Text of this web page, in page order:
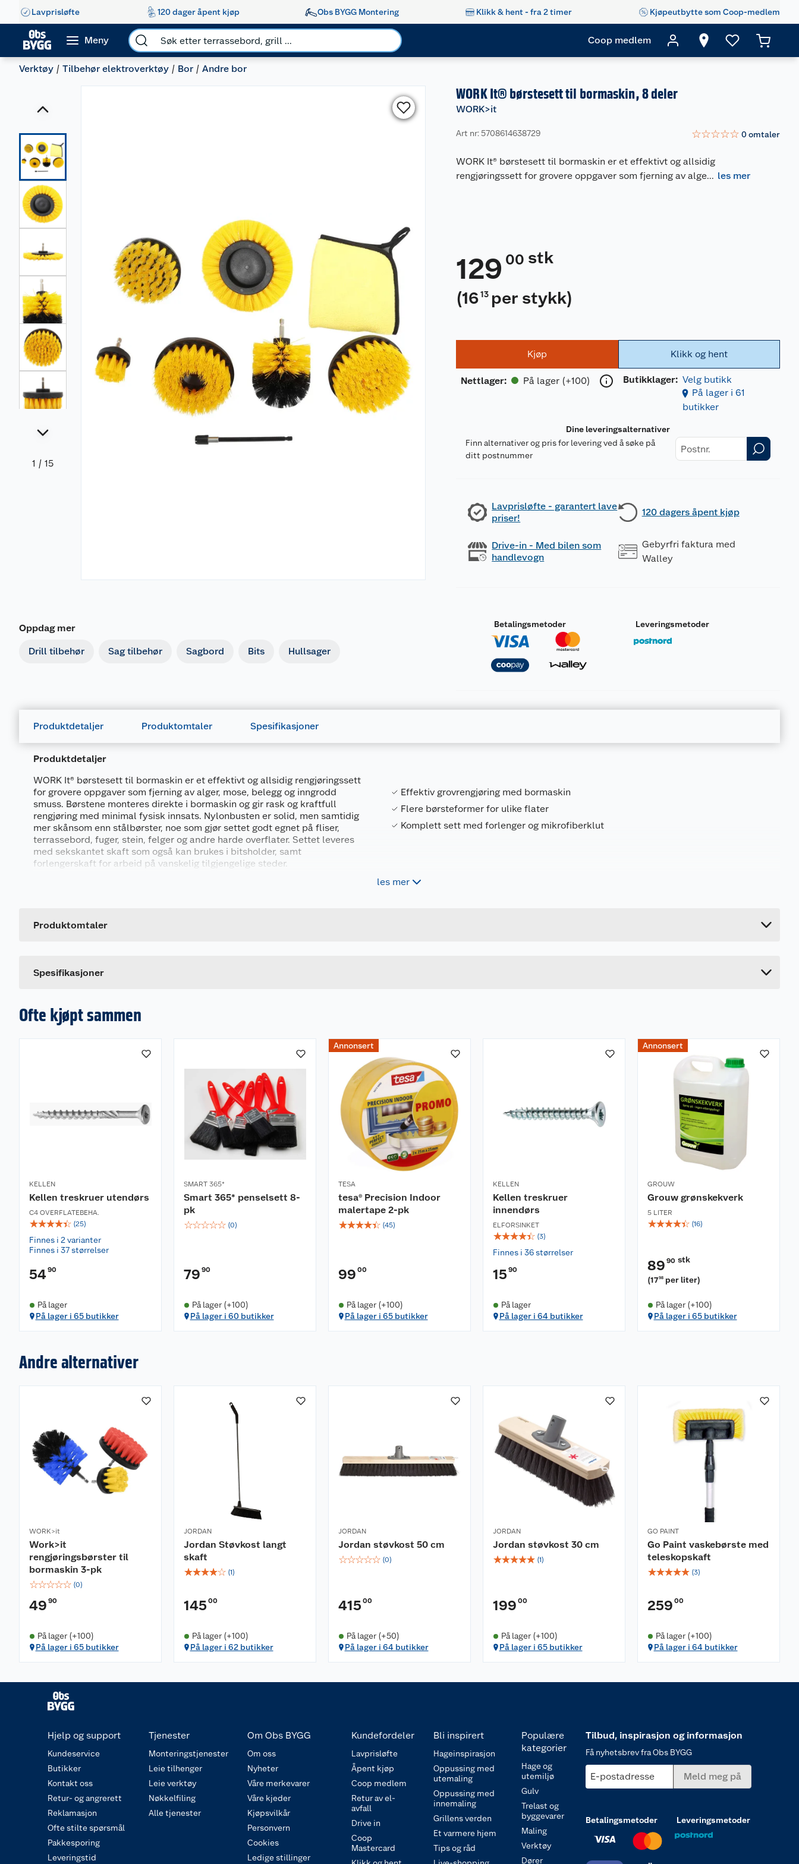
Lavprisløfte 120 dager åpent kjøp Obs BYGG Montering Klikk & hent - fra 2 timer Kjøpeutbytte som Coop-medlem
Meny Coop medlem
Verktøy Tilbehør elektroverktøy Bor Andre bor
1 / 15
Oppdag mer
Drill tilbehør Sag tilbehør Sagbord Bits Hullsager
WORK It® børstesett til bormaskin, 8 deler
WORK>it
Art nr: 5708614638729 ☆☆☆☆☆ 0omtaler
WORK It® børstesett til bormaskin er et effektivt og allsidig
rengjøringssett for grovere oppgaver som fjerning av alge... les mer
129 00 stk
(1613 per stykk)
Kjøp
Nettlager: På lager (+100)
Klikk og hent
Butikklager: Velg butikk
På lager i 61
butikker
Dine leveringsalternativer
Finn alternativer og pris for levering ved å søke på
ditt postnummer
Lavprisløfte - garantert lave
priser!
120 dagers åpent kjøp
Drive-in - Med bilen som
handlevogn
Gebyrfri faktura med
Walley
Betalingsmetoder Leveringsmetoder
Produktdetaljer Produktomtaler Spesifikasjoner
Produktdetaljer
WORK It® børstesett til bormaskin er et effektivt og allsidig rengjøringssett
for grovere oppgaver som fjerning av alger, mose, belegg og inngrodd
smuss. Børstene monteres direkte i bormaskin og gir rask og kraftfull
rengjøring med minimal fysisk innsats. Nylonbusten er solid, men samtidig
mer skånsom enn stålbørster, noe som gjør settet godt egnet på fliser,
terrassebord, fuger, stein, felger og andre harde overflater. Settet leveres
med sekskantet skaft som også kan brukes i bitsholder, samt
forlengerskaft for arbeid på vanskelig tilgjengelige steder.
• Mer skånsom enn tradisjonelle stålbørster
Settet inneholder
• Flat børste Ø12 cm
• Hullbørste Ø12 cm
• Antall deler: 6 børster + forlengerskaft + mikrofiberklut
• Skafttype: Sekskant
• Kompatibilitet: Bormaskin med borchuck og bitsholder
Effektiv grovrengjøring med bormaskin
Flere børsteformer for ulike flater
Komplett sett med forlenger og mikrofiberklut
les mer
Produktomtaler
Spesifikasjoner
Leverandørens artikkelnummer
Forpakningsmål
Ofte kjøpt sammen
KELLEN
Kellen treskruer utendørs
C4 OVERFLATEBEHA.
☆☆☆☆☆ (25)
Finnes i 2 varianter
Finnes i 37 størrelser
5490
På lager
På lager i 65 butikker
SMART 365*
Smart 365* penselsett 8-
pk
☆☆☆☆☆ (0)
79 90
På lager (+100)
På lager i 60 butikker
Annonsert
TESA
tesa® Precision Indoor
malertape 2-pk
☆☆☆☆☆ (45)
99 00
På lager (+100)
På lager i 65 butikker
KELLEN
Kellen treskruer
innendørs
ELFORSINKET
☆☆☆☆☆ (3)
Finnes i 36 størrelser
15 90
På lager
På lager i 64 butikker
Annonsert
GROUW
Grouw grønskekverk
5 LITER
☆☆☆☆☆ (16)
89 90 stk
(1798 per liter)
På lager (+100)
På lager i 65 butikker
Andre alternativer
WORK>it
Work>it
rengjøringsbørster til
bormaskin 3-pk
☆☆☆☆☆ (0)
49 90
På lager (+100)
På lager i 65 butikker
JORDAN
Jordan Støvkost langt
skaft
☆☆☆☆☆ (1)
145 00
På lager (+100)
På lager i 62 butikker
JORDAN
Jordan støvkost 50 cm
☆☆☆☆☆ (0)
415 00
På lager (+50)
På lager i 64 butikker
JORDAN
Jordan støvkost 30 cm
☆☆☆☆☆ (1)
199 00
På lager (+100)
På lager i 65 butikker
GO PAINT
Go Paint vaskebørste med
teleskopskaft
☆☆☆☆☆ (3)
259 00
På lager (+100)
På lager i 64 butikker
Hjelp og support
Kundeservice
Butikker
Kontakt oss
Retur- og angrerett
Reklamasjon
Ofte stilte spørsmål
Pakkesporing
Leveringstid
Tjenester
Monteringstjenester
Leie tilhenger
Leie verktøy
Nøkkelfiling
Alle tjenester
Om Obs BYGG
Om oss
Nyheter
Våre merkevarer
Våre kjeder
Kjøpsvilkår
Personvern
Cookies
Ledige stillinger
Kundefordeler
Lavprisløfte
Åpent kjøp
Coop medlem
Retur av el-
avfall
Drive in
Coop
Mastercard
Bli inspirert
Hageinspirasjon
Oppussing med
utemaling
Oppussing med
innemaling
Grillens verden
Et varmere hjem
Tips og råd
Populære
kategorier
Hage og
utemiljø
Gulv
Trelast og
byggevarer
Maling
Verktøy
Dører
Tilbud, inspirasjon og informasjon
Få nyhetsbrev fra Obs BYGG
E-postadresse Meld meg på
Betalingsmetoder Leveringsmetoder